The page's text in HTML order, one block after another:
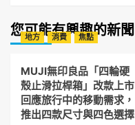
您可能有興趣的新聞
地方 消費 焦點
MUJI無印良品「四輪硬
殼止滑拉桿箱」改款上市
回應旅行中的移動需求，
推出四款尺寸與四色選擇